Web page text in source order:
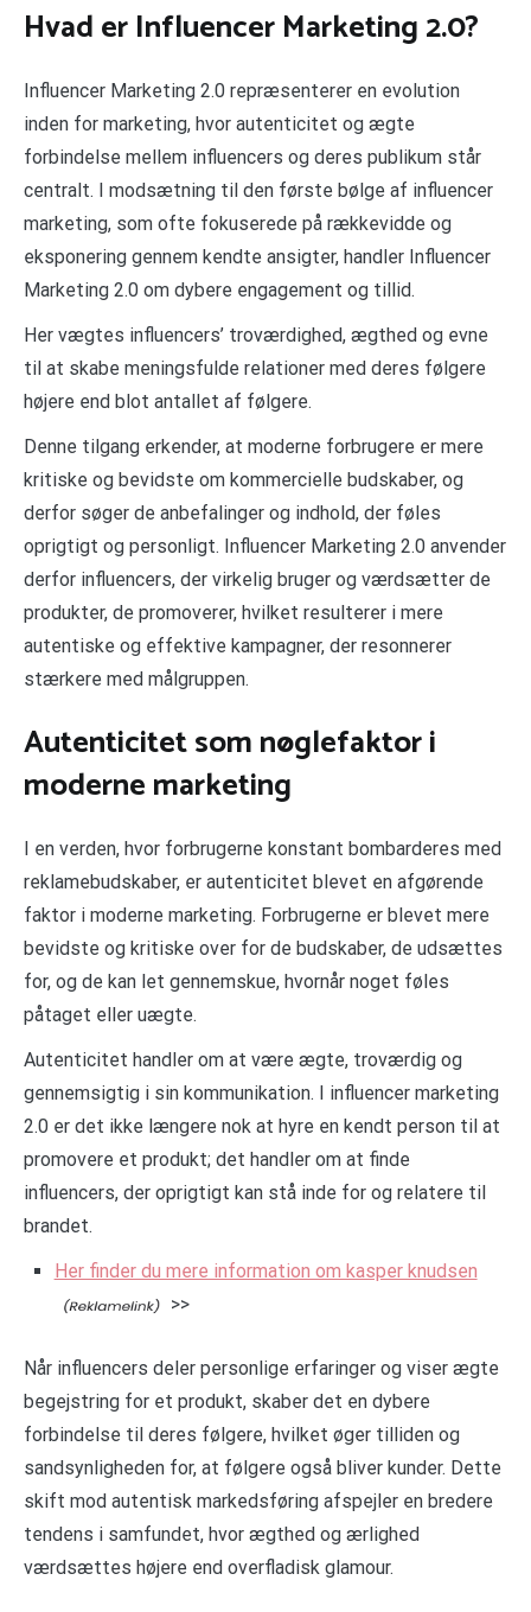
Hvad er Influencer Marketing 2.0?
Influencer Marketing 2.0 repræsenterer en evolution
inden for marketing, hvor autenticitet og ægte
forbindelse mellem influencers og deres publikum står
centralt. I modsætning til den første bølge af influencer
marketing, som ofte fokuserede på rækkevidde og
eksponering gennem kendte ansigter, handler Influencer
Marketing 2.0 om dybere engagement og tillid.
Her vægtes influencers’ troværdighed, ægthed og evne
til at skabe meningsfulde relationer med deres følgere
højere end blot antallet af følgere.
Denne tilgang erkender, at moderne forbrugere er mere
kritiske og bevidste om kommercielle budskaber, og
derfor søger de anbefalinger og indhold, der føles
oprigtigt og personligt. Influencer Marketing 2.0 anvender
derfor influencers, der virkelig bruger og værdsætter de
produkter, de promoverer, hvilket resulterer i mere
autentiske og effektive kampagner, der resonnerer
stærkere med målgruppen.
Autenticitet som nøglefaktor i
moderne marketing
I en verden, hvor forbrugerne konstant bombarderes med
reklamebudskaber, er autenticitet blevet en afgørende
faktor i moderne marketing. Forbrugerne er blevet mere
bevidste og kritiske over for de budskaber, de udsættes
for, og de kan let gennemskue, hvornår noget føles
påtaget eller uægte.
Autenticitet handler om at være ægte, troværdig og
gennemsigtig i sin kommunikation. I influencer marketing
2.0 er det ikke længere nok at hyre en kendt person til at
promovere et produkt; det handler om at finde
influencers, der oprigtigt kan stå inde for og relatere til
brandet.
Her finder du mere information om kasper knudsen
>>
Når influencers deler personlige erfaringer og viser ægte
begejstring for et produkt, skaber det en dybere
forbindelse til deres følgere, hvilket øger tilliden og
sandsynligheden for, at følgere også bliver kunder. Dette
skift mod autentisk markedsføring afspejler en bredere
tendens i samfundet, hvor ægthed og ærlighed
værdsættes højere end overfladisk glamour.